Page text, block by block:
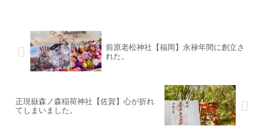
前原老松神社【福岡】永禄年間に創立さ
れた。
正現嶽森ノ森稲荷神社【佐賀】心が折れ
てしまいました。